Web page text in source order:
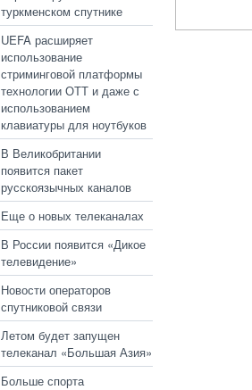
туркменском спутнике
UEFA расширяет
использование
стриминговой платформы
технологии ОТТ и даже с
использованием
клавиатуры для ноутбуков
В Великобритании
появится пакет
русскоязычных каналов
Еще о новых телеканалах
В России появится «Дикое
телевидение»
Новости операторов
спутниковой связи
Летом будет запущен
телеканал «Большая Азия»
Больше спорта